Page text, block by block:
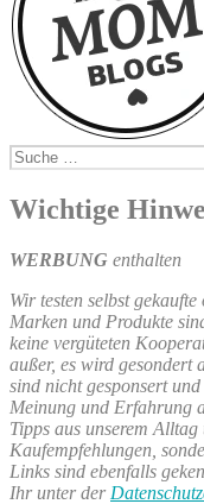
Suche
nach:
Wichtige
WERBUNG enthalten
Wir testen selbst
Marken und Produkte
keine vergüteten
außer, es wird gesondert
sind nicht gesponsert
Meinung und Erfahrung
Tipps aus unserem
Kaufempfehlungen,
Links sind ebenfalls
Ihr unter der